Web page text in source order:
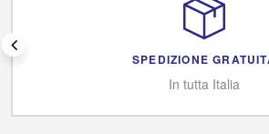
SPEDIZIONE
In tutta Italia